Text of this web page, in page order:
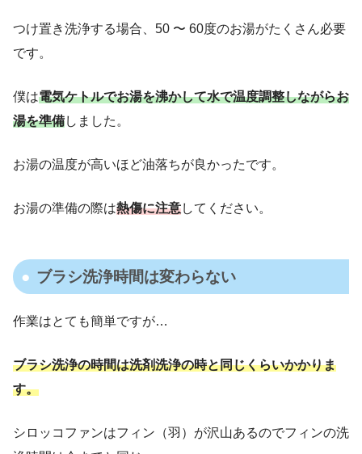
つけ置き洗浄する場合、50 〜 60度のお湯がたくさん必要
です。
僕は電気ケトルでお湯を沸かして水で温度調整しながらお
湯を準備しました。
お湯の温度が高いほど油落ちが良かったです。
お湯の準備の際は熱傷に注意してください。
ブラシ洗浄時間は変わらない
作業はとても簡単ですが…
ブラシ洗浄の時間は洗剤洗浄の時と同じくらいかかりま
す。
シロッコファンはフィン（羽）が沢山あるのでフィンの洗